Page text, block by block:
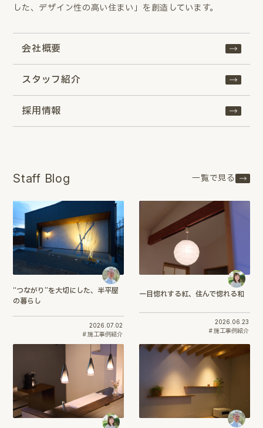
した、デザイン性の高い住まい」を創造しています。
会社概要
スタッフ紹介
採用情報
Staff Blog 一覧で見る
“つながり”を大切にした、半平屋
の暮らし
2026.07.02
施工事例紹介
一目惚れする紅、住んで惚れる和
2026.06.23
施工事例紹介